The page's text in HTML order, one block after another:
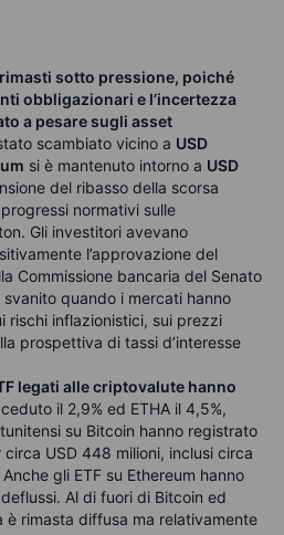
sotto pressione, poiché
obbligazionari e l’incertezza
a pesare sugli asset
scambiato vicino a USD
si è mantenuto intorno a USD
del ribasso della scorsa
normativi sulle
Gli investitori avevano
l’approvazione del
Commissione bancaria del Senato
svanito quando i mercati hanno
rischi inflazionistici, sui prezzi
prospettiva di tassi d’interesse
legati alle criptovalute hanno
il 2,9% ed ETHA il 4,5%,
su Bitcoin hanno registrato
USD 448 milioni, inclusi circa
gli ETF su Ethereum hanno
Al di fuori di Bitcoin ed
è rimasta diffusa ma relativamente